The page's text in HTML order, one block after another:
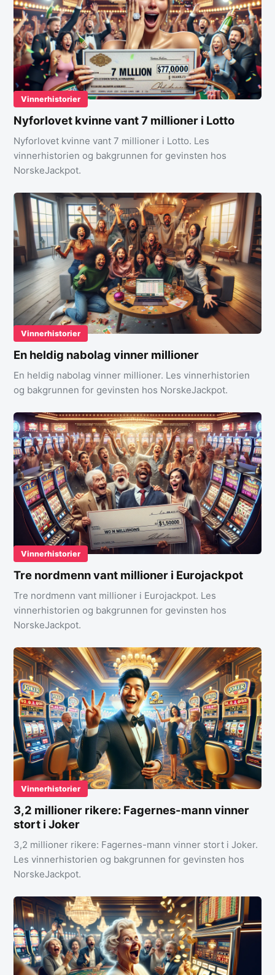
Vinnerhistorier
Nyforlovet kvinne vant 7 millioner i Lotto
Nyforlovet kvinne vant 7 millioner i Lotto. Les
vinnerhistorien og bakgrunnen for gevinsten hos
NorskeJackpot.
Vinnerhistorier
En heldig nabolag vinner millioner
En heldig nabolag vinner millioner. Les vinnerhistorien
og bakgrunnen for gevinsten hos NorskeJackpot.
Vinnerhistorier
Tre nordmenn vant millioner i Eurojackpot
Tre nordmenn vant millioner i Eurojackpot. Les
vinnerhistorien og bakgrunnen for gevinsten hos
NorskeJackpot.
Vinnerhistorier
3,2 millioner rikere: Fagernes-mann vinner
stort i Joker
3,2 millioner rikere: Fagernes-mann vinner stort i Joker.
Les vinnerhistorien og bakgrunnen for gevinsten hos
NorskeJackpot.